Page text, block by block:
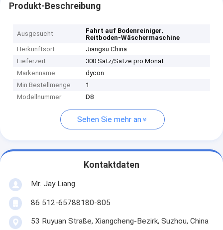
Produkt-Beschreibung
Ausgesucht Fahrt auf Bodenreiniger,
Reitboden-Wäschermaschine
Herkunftsort
Jiangsu China
Lieferzeit
300 Satz/Sätze pro Monat
Markenname
dycon
Min Bestellmenge
1
Modellnummer
D8
Sehen Sie mehr an
Kontaktdaten
Mr. Jay Liang
86 512-65788180-805
53 Ruyuan Straße, Xiangcheng-Bezirk, Suzhou, China